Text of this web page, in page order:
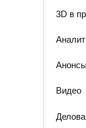
3D в
Анонсы
Видео